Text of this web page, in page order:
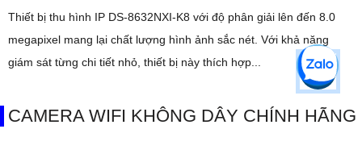
Thiết bị thu hình IP DS-8632NXI-K8 với độ phân giải lên đến 8.0
megapixel mang lại chất lượng hình ảnh sắc nét. Với khả năng
giám sát từng chi tiết nhỏ, thiết bị này thích hợp...
CAMERA WIFI KHÔNG DÂY CHÍNH HÃNG